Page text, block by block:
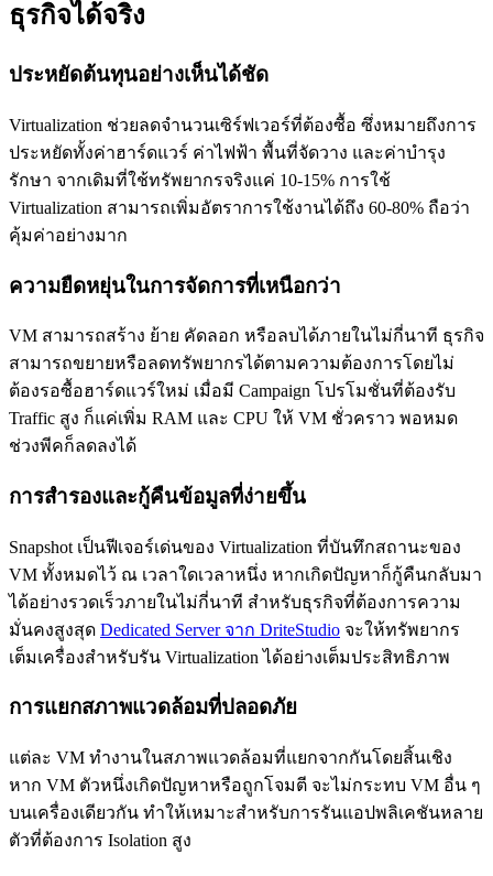
ธุรกิจได้จริง
ประหยัดต้นทุนอย่างเห็นได้ชัด
Virtualization ช่วยลดจำนวนเซิร์ฟเวอร์ที่ต้องซื้อ ซึ่งหมายถึงการ
ประหยัดทั้งค่าฮาร์ดแวร์ ค่าไฟฟ้า พื้นที่จัดวาง และค่าบำรุง
รักษา จากเดิมที่ใช้ทรัพยากรจริงแค่ 10-15% การใช้
Virtualization สามารถเพิ่มอัตราการใช้งานได้ถึง 60-80% ถือว่า
คุ้มค่าอย่างมาก
ความยืดหยุ่นในการจัดการที่เหนือกว่า
VM สามารถสร้าง ย้าย คัดลอก หรือลบได้ภายในไม่กี่นาที ธุรกิจ
สามารถขยายหรือลดทรัพยากรได้ตามความต้องการโดยไม่
ต้องรอซื้อฮาร์ดแวร์ใหม่ เมื่อมี Campaign โปรโมชั่นที่ต้องรับ
Traffic สูง ก็แค่เพิ่ม RAM และ CPU ให้ VM ชั่วคราว พอหมด
ช่วงพีคก็ลดลงได้
การสำรองและกู้คืนข้อมูลที่ง่ายขึ้น
Snapshot เป็นฟีเจอร์เด่นของ Virtualization ที่บันทึกสถานะของ
VM ทั้งหมดไว้ ณ เวลาใดเวลาหนึ่ง หากเกิดปัญหาก็กู้คืนกลับมา
ได้อย่างรวดเร็วภายในไม่กี่นาที สำหรับธุรกิจที่ต้องการความ
มั่นคงสูงสุด Dedicated Server จาก DriteStudio จะให้ทรัพยากร
เต็มเครื่องสำหรับรัน Virtualization ได้อย่างเต็มประสิทธิภาพ
การแยกสภาพแวดล้อมที่ปลอดภัย
แต่ละ VM ทำงานในสภาพแวดล้อมที่แยกจากกันโดยสิ้นเชิง
หาก VM ตัวหนึ่งเกิดปัญหาหรือถูกโจมตี จะไม่กระทบ VM อื่น ๆ
บนเครื่องเดียวกัน ทำให้เหมาะสำหรับการรันแอปพลิเคชันหลาย
ตัวที่ต้องการ Isolation สูง